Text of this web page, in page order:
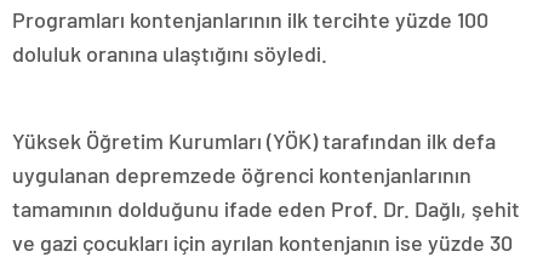
Programları kontenjanlarının ilk tercihte yüzde 100
doluluk oranına ulaştığını söyledi.
Yüksek Öğretim Kurumları (YÖK) tarafından ilk defa
uygulanan depremzede öğrenci kontenjanlarının
tamamının dolduğunu ifade eden Prof. Dr. Dağlı, şehit
ve gazi çocukları için ayrılan kontenjanın ise yüzde 30